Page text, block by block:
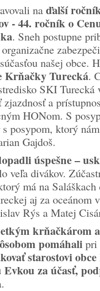
na ďalší
- 44. ročník o
. Sneh postupne
našej obce.
Krňačky Turecká.
SKI Turecká
a
HONom. S
posypom, ktorý
Gajdoš.
úspešne –
veľa divákov.
má na
aj za oceánom
Rýs a Matej
krňačkárom
pomáhalipri
starostovi
za účasť,